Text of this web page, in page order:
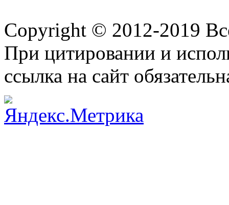
Copyright © 2012-2019
При цитировании и
ссылка на сайт